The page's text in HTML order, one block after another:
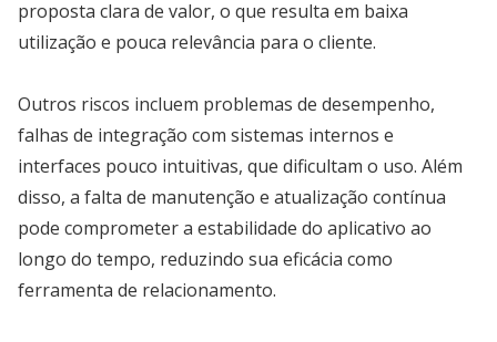
proposta clara de valor, o que resulta em baixa
utilização e pouca relevância para o cliente.
Outros riscos incluem problemas de desempenho,
falhas de integração com sistemas internos e
interfaces pouco intuitivas, que dificultam o uso. Além
disso, a falta de manutenção e atualização contínua
pode comprometer a estabilidade do aplicativo ao
longo do tempo, reduzindo sua eficácia como
ferramenta de relacionamento.